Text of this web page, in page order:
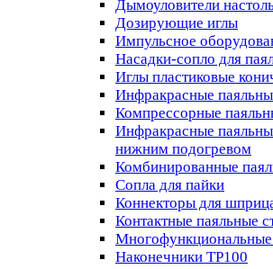
Дымоуловители
Дозирующие иглы
Импульсное
Насадки-сопло для
Иглы пластиковые
Инфракрасные
Компрессорные
Инфракрасные
нижним подогревом
Комбинированные
Сопла для пайки
Коннекторы для
Контактные паяльные
Многофункциональные
Наконечники TP100